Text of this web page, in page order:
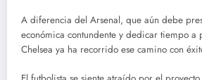
A diferencia del Arsenal, que aún debe
económica contundente y dedicar tiempo a
Chelsea ya ha recorrido ese camino con